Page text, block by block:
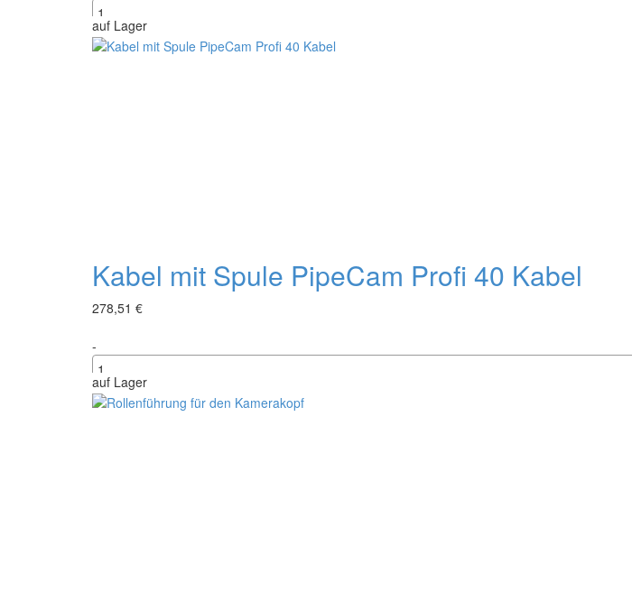
+
auf Lager
Kabel mit Spule PipeCam Profi 40 Kabel
278,51 €
-
+
auf Lager